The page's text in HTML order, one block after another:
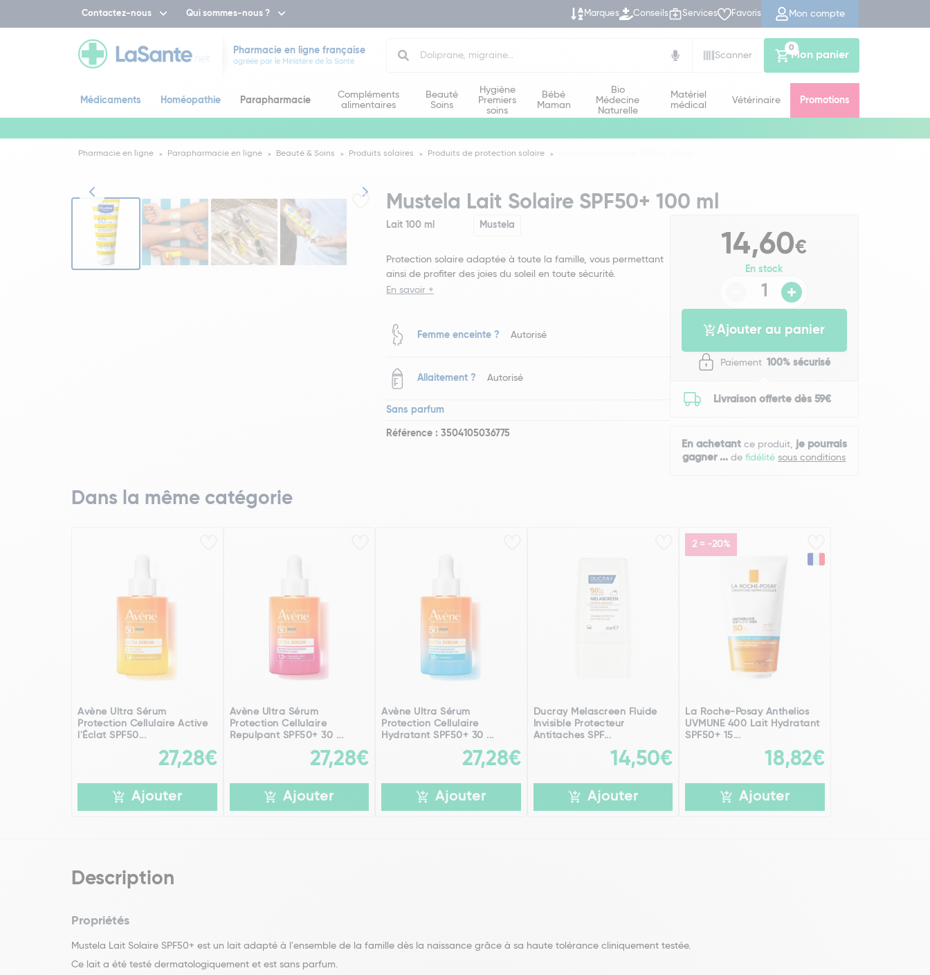
Contactez-nous Qui sommes-nous ? Marques Conseils Services Favoris Mon compte
Pharmacie en ligne française
agréée par le Ministère de la Santé
Scanner
Mon panier
0
Médicaments Homéopathie Parapharmacie
Compléments
alimentaires
Beauté
Soins
Hygiène
Premiers
soins
Bébé
Maman
Bio
Médecine
Naturelle
Matériel
médical
Vétérinaire Promotions
Pharmacie en ligne Parapharmacie en ligne Beauté & Soins Produits solaires Produits de protection solaire
Mustela Lait Solaire SPF50+ 100 ml
Lait 100 ml Mustela
Protection solaire adaptée à toute la famille, vous permettant
ainsi de profiter des joies du soleil en toute sécurité.
En savoir +
Femme enceinte ? Autorisé
Allaitement ? Autorisé
Sans parfum
Référence : 3504105036775
14,60€
En stock
Ajouter au panier
Paiement 100% sécurisé
Livraison offerte dès 59€
En achetantce produit, je pourrais
gagner ... defidélitésous conditions
Dans la même catégorie
Avène Ultra Sérum
Protection Cellulaire Active
l'Éclat SPF50...
27,28€
Ajouter
Avène Ultra Sérum
Protection Cellulaire
Repulpant SPF50+ 30 ...
27,28€
Ajouter
Avène Ultra Sérum
Protection Cellulaire
Hydratant SPF50+ 30 ...
27,28€
Ajouter
Ducray Melascreen Fluide
Invisible Protecteur
Antitaches SPF...
14,50€
Ajouter
2 = -20%
La Roche-Posay Anthelios
UVMUNE 400 Lait Hydratant
SPF50+ 15...
18,82€
Ajouter
Description
Propriétés
Mustela Lait Solaire SPF50+ est un lait adapté à l'ensemble de la famille dès la naissance grâce à sa haute tolérance cliniquement testée.
Ce lait a été testé dermatologiquement et est sans parfum.